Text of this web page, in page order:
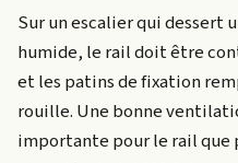
Sur un escalier qui dessert
humide, le rail doit être
et les patins de fixation
rouille. Une bonne
importante pour le rail que